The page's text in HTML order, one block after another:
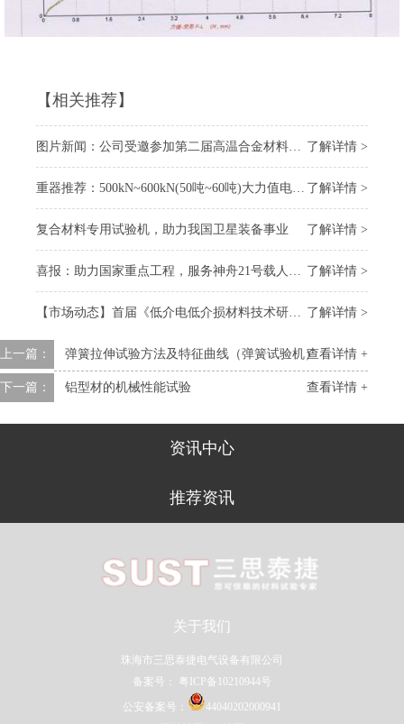
【相关推荐】
了解详情 >
图片新闻：公司受邀参加第二届高温合金材料大会
了解详情 >
重器推荐：500kN~600kN(50吨~60吨)大力值电子万能试验机
了解详情 >
复合材料专用试验机，助力我国卫星装备事业
了解详情 >
喜报：助力国家重点工程，服务神舟21号载人飞船 “上太空”
了解详情 >
【市场动态】首届《低介电低介损材料技术研讨会》召开，我司受邀参会
查看详情 +
上一篇： 弹簧拉伸试验方法及特征曲线（弹簧试验机）
查看详情 +
下一篇： 铝型材的机械性能试验
资讯中心
推荐资讯
关于我们
珠海市三思泰捷电气设备有限公司
备案号：
粤ICP备10210944号
公安备案号：
44040202000941